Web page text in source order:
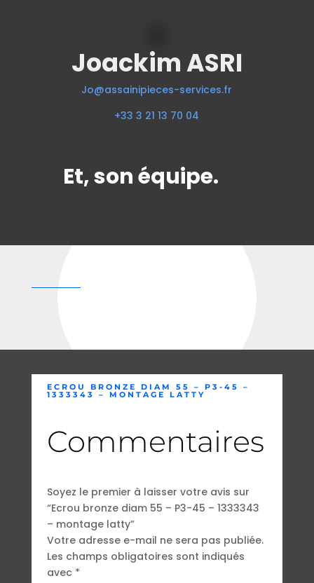
Joackim ASRI
Jo@assainipieces-services.fr
+33 3 21 13 70 04
Et, son équipe.
ECROU BRONZE DIAM 55 – P3-45 –
1333343 – MONTAGE LATTY
Commentaires
Soyez le premier à laisser votre avis sur
“Ecrou bronze diam 55 – P3-45 – 1333343
– montage latty”
Votre adresse e-mail ne sera pas publiée.
Les champs obligatoires sont indiqués
avec *